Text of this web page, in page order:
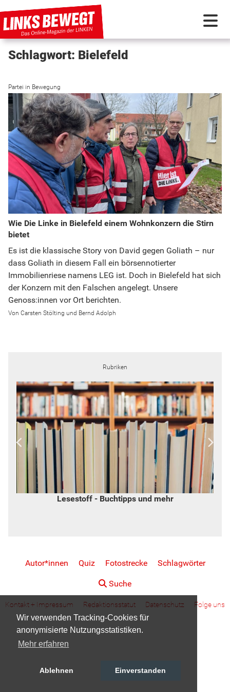
Wir verwenden Tracking-Cookies für
anonymisierte Nutzungsstatistiken.
Mehr erfahren
Ablehnen Einverstanden
PARTEI IN BEWEGUNG
PROGRAMMDEBATTE
KUNSTSTOFF
DISKUSSIONSSTOFF
INTERNATIONAL
Schlagwort: Bielefeld
Partei in Bewegung
Wie Die Linke in Bielefeld einem Wohnkonzern die Stirn
bietet
Es ist die klassische Story von David gegen Goliath – nur
dass Goliath in diesem Fall ein börsennotierter
Immobilienriese namens LEG ist. Doch in Bielefeld hat sich
der Konzern mit den Falschen angelegt. Unsere
Genoss:innen vor Ort berichten.
Carsten Stölting und Bernd Adolph
Rubriken
Lesestoff - Buchtipps und mehr
Autor*innen Quiz Fotostrecke Schlagwörter
Suche
Kontakt + Impressum Redaktionsstatut Datenschutz Folge uns